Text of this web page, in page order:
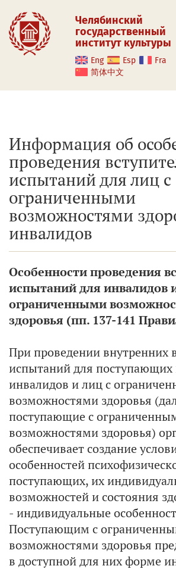
Челябинский
государственный
институт культуры
Eng Esp
Fra
简体中文
Информация об
проведения
испытаний для лиц с
ограниченными
возможностями
инвалидов
Особенности проведения
испытаний для инвалидов
ограниченными
здоровья (пп. 137-141
При проведении внутренних
испытаний для поступающих
инвалидов и лиц с
возможностями здоровья
поступающие с
возможностями здоровья)
обеспечивает создание
особенностей
поступающих, их
возможностей и состояния
- индивидуальные
Поступающим с
возможностями здоровья
в доступной для них форме